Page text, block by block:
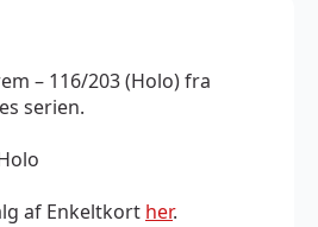
– 116/203 (Holo) fra
serien.
af Enkeltkort her.